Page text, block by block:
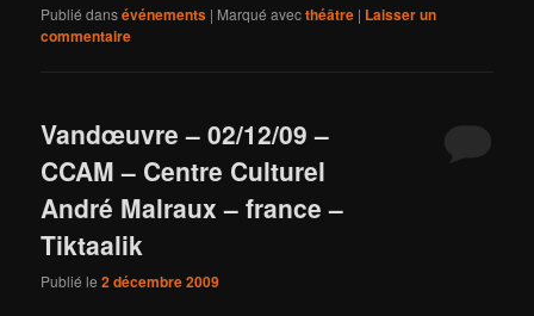
Publié dansévénements | Marqué avecthéâtre | Laisser un
commentaire
Vandœuvre – 02/12/09 –
CCAM – Centre Culturel
André Malraux – france –
Tiktaalik
Publié le2 décembre 2009